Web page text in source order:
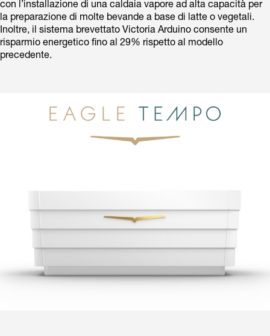
con l’installazione di una caldaia vapore ad alta capacità per
la preparazione di molte bevande a base di latte o vegetali.
Inoltre, il sistema brevettato Victoria Arduino consente un
risparmio energetico fino al 29% rispetto al modello
precedente.